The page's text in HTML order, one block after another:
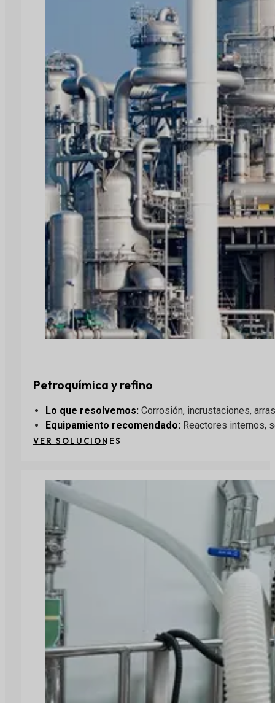
Petroquímica y refino
Lo que resolvemos: Corrosión, incrustaciones,
Equipamiento recomendado: Reactores internos,
VER SOLUCIONES